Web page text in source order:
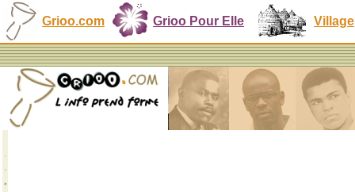
Grioo.com Grioo Pour Elle Village